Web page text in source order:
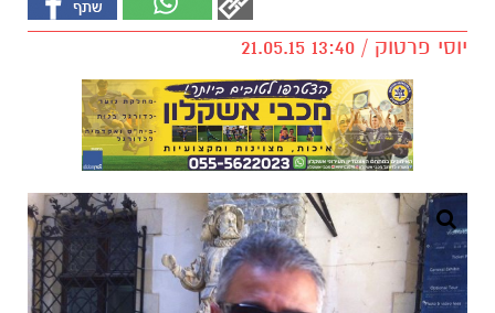
יוסי פרטוק / 13:40 21.05.15